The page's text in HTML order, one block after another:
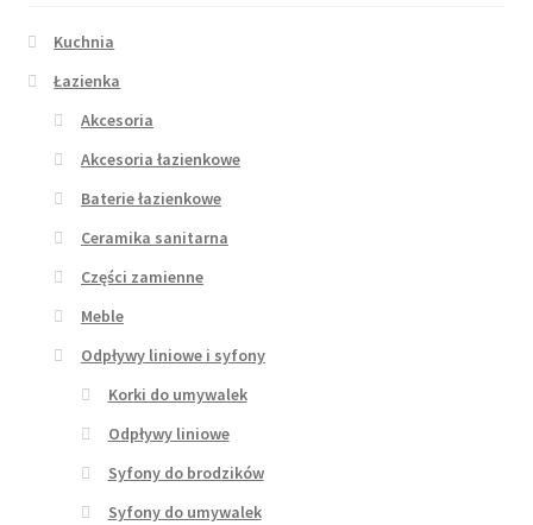
Kuchnia
Łazienka
Akcesoria
Akcesoria łazienkowe
Baterie łazienkowe
Ceramika sanitarna
Części zamienne
Meble
Odpływy liniowe i syfony
Korki do umywalek
Odpływy liniowe
Syfony do brodzików
Syfony do umywalek